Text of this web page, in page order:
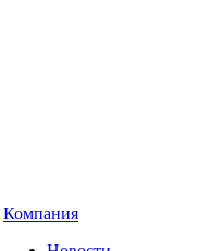
Компания